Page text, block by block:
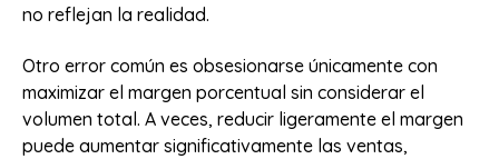
no reflejan la realidad.
Otro error común es obsesionarse únicamente con
maximizar el margen porcentual sin considerar el
volumen total. A veces, reducir ligeramente el margen
puede aumentar significativamente las ventas,